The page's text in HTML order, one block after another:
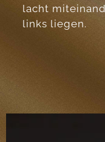
lacht
links liegen.